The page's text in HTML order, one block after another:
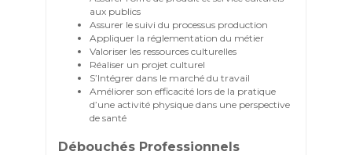
aux publics
Assurer le suivi du processus production
Appliquer la réglementation du métier
Valoriser les ressources culturelles
Réaliser un projet culturel
S’Intégrer dans le marché du travail
Améliorer son efficacité lors de la pratique
d’une activité physique dans une perspective
de santé
Débouchés Professionnels